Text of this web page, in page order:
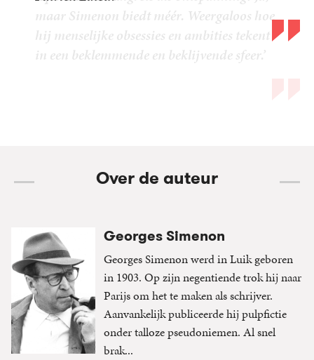
Over de auteur
Georges Simenon
Georges Simenon werd in Luik geboren
in 1903. Op zijn negentiende trok hij naar
Parijs om het te maken als schrijver.
Aanvankelijk publiceerde hij pulpfictie
onder talloze pseudoniemen. Al snel
brak...